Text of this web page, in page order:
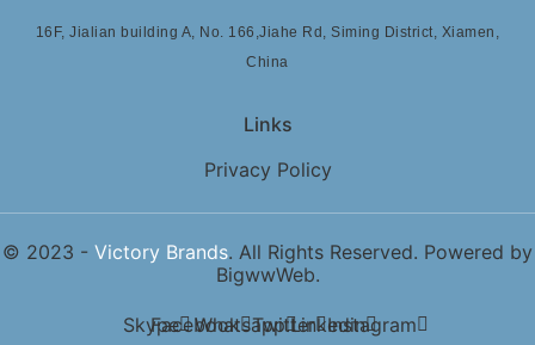
16F, Jialian building A, No. 166,Jiahe Rd, Siming District, Xiamen,
China
Links
Privacy Policy
© 2023 - Victory Brands. All Rights Reserved. Powered by
BigwwWeb.
SkypeFacebookWhatsappTwitterLinkedinInstagram